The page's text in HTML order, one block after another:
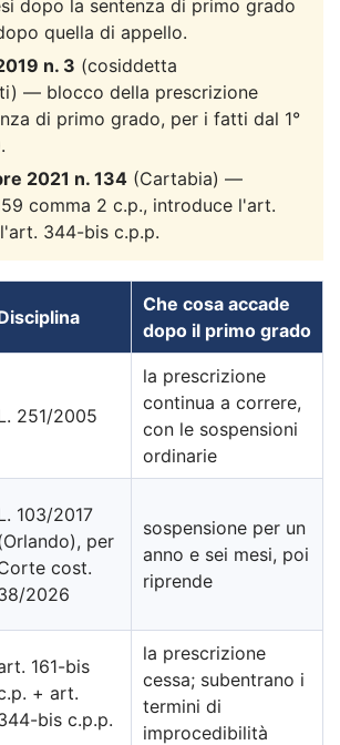
dopo la sentenza di primo grado
quella di appello.
n. 3 (cosiddetta
— blocco della prescrizione
di primo grado, per i fatti dal 1°
2021 n. 134 (Cartabia) —
comma 2 c.p., introduce l'art.
344-bis c.p.p.
Che cosa accade
dopo il primo grado
251/2005
la prescrizione
continua a correre,
con le sospensioni
ordinarie
103/2017
per
cost.
2026
sospensione per un
anno e sei mesi, poi
riprende
161-bis
+ art.
bis c.p.p.
la prescrizione
cessa; subentrano i
termini di
improcedibilità